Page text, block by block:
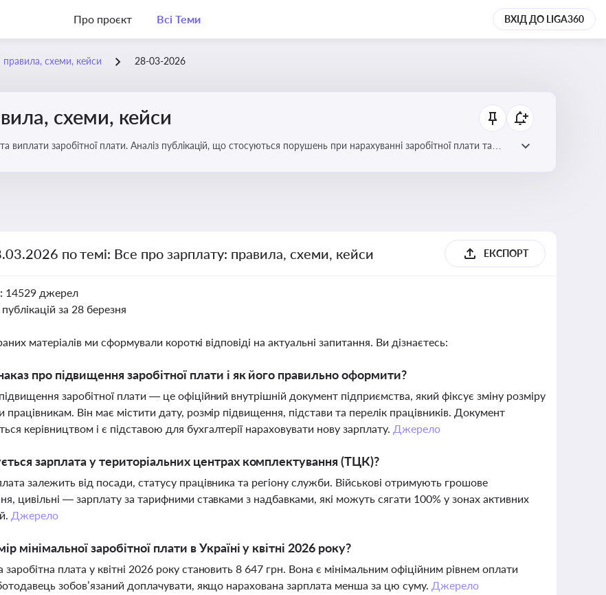
Про проєкт Всі Теми ВХІД ДО LIGA360
схеми, кейси 28-03-2026
схеми, кейси
виплати заробітної плати. Аналіз публікацій, що стосуються порушень при нарахуванні заробітної плати та
по темі: Все про зарплату: правила, схеми, кейси ЕКСПОРТ
14529 джерел
за 28 березня
матеріалів ми сформували короткі відповіді на актуальні запитання. Ви дізнаєтесь:
про підвищення заробітної плати і як його правильно оформити?
заробітної плати — це офіційний внутрішній документ підприємства, який фіксує зміну розміру
працівникам. Він має містити дату, розмір підвищення, підстави та перелік працівників. Документ
керівництвом і є підставою для бухгалтерії нараховувати нову зарплату. Джерело
зарплата у територіальних центрах комплектування (ТЦК)?
залежить від посади, статусу працівника та регіону служби. Військові отримують грошове
цивільні — зарплату за тарифними ставками з надбавками, які можуть сягати 100% у зонах активних
Джерело
мінімальної заробітної плати в Україні у квітні 2026 року?
заробітна плата у квітні 2026 року становить 8 647 грн. Вона є мінімальним офіційним рівнем оплати
зобов’язаний доплачувати, якщо нарахована зарплата менша за цю суму. Джерело